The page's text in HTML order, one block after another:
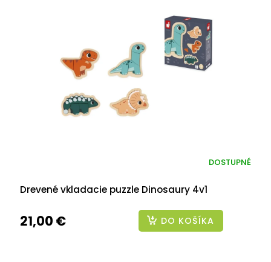
Drevené vkladacie puzzle Dinosaury 4v1
DOSTUPNÉ
21,00 € DO KOŠÍKA